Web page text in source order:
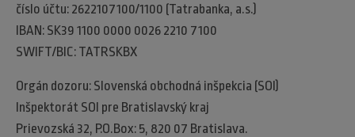
číslo účtu: 2622107100/1100 (Tatrabanka, a.s.)
IBAN: SK39 1100 0000 0026 2210 7100
SWIFT/BIC: TATRSKBX
Orgán dozoru: Slovenská obchodná inšpekcia (SOI)​
Inšpektorát SOI pre Bratislavský kraj​
Prievozská 32, P.O.Box: 5, 820 07 Bratislava.